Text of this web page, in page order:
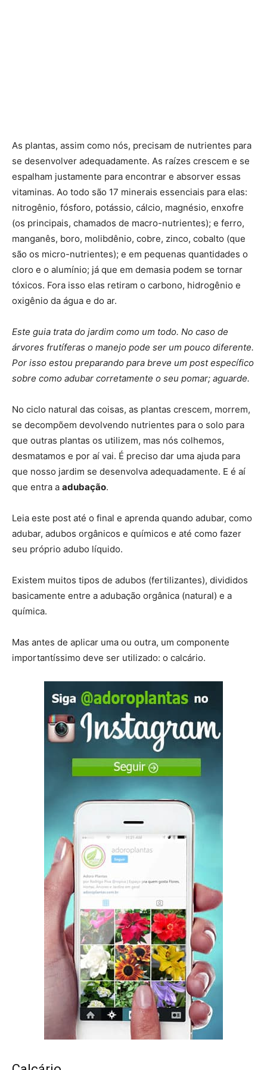
As plantas, assim como nós, precisam de nutrientes para
se desenvolver adequadamente. As raízes crescem e se
espalham justamente para encontrar e absorver essas
vitaminas. Ao todo são 17 minerais essenciais para elas:
nitrogênio, fósforo, potássio, cálcio, magnésio, enxofre
(os principais, chamados de macro-nutrientes); e ferro,
manganês, boro, molibdênio, cobre, zinco, cobalto (que
são os micro-nutrientes); e em pequenas quantidades o
cloro e o alumínio; já que em demasia podem se tornar
tóxicos. Fora isso elas retiram o carbono, hidrogênio e
oxigênio da água e do ar.
Este guia trata do jardim como um todo. No caso de
árvores frutíferas o manejo pode ser um pouco diferente.
Por isso estou preparando para breve um post específico
sobre como adubar corretamente o seu pomar; aguarde.
No ciclo natural das coisas, as plantas crescem, morrem,
se decompõem devolvendo nutrientes para o solo para
que outras plantas os utilizem, mas nós colhemos,
desmatamos e por aí vai. É preciso dar uma ajuda para
que nosso jardim se desenvolva adequadamente. E é aí
que entra a adubação.
Leia este post até o final e aprenda quando adubar, como
adubar, adubos orgânicos e químicos e até como fazer
seu próprio adubo líquido.
Existem muitos tipos de adubos (fertilizantes), divididos
basicamente entre a adubação orgânica (natural) e a
química.
Mas antes de aplicar uma ou outra, um componente
importantíssimo deve ser utilizado: o calcário.